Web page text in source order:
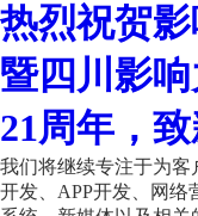
热烈祝贺
暨四川影
21周年，
我们将继续专注于为
开发、APP开发、网络